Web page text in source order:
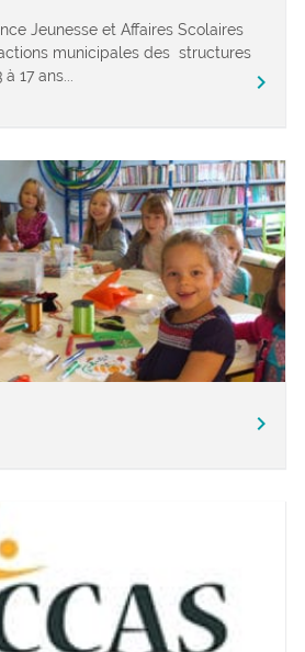
Jeunesse et Affaires Scolaires
municipales des structures
17 ans...
chevron_right
chevron_right